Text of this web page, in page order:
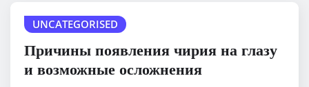
UNCATEGORISED
Причины появления чирия на глазу
и возможные осложнения